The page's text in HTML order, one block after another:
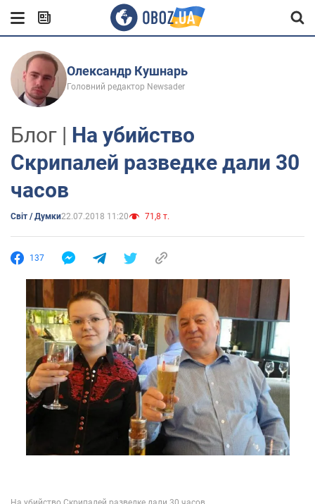
Олександр Кушнарь
Головний редактор Newsader
Блог | На убийство
Скрипалей разведке дали 30
часов
Світ / Думки22.07.2018 11:20 71,8 т.
137